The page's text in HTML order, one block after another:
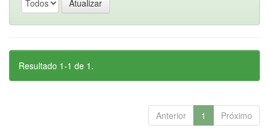
Resultado 1-1 de 1.
Anterior 1 Próximo